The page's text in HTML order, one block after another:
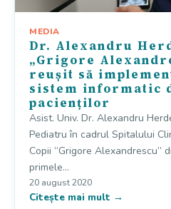
MEDIA
Dr. Alexandru
„Grigore
reușit să
sistem informatic
pacienților
Asist. Univ. Dr. Alexandru
Pediatru în cadrul Spitalului
Copii “Grigore Alexandrescu”
primele…
20 august 2020
Citește mai mult →